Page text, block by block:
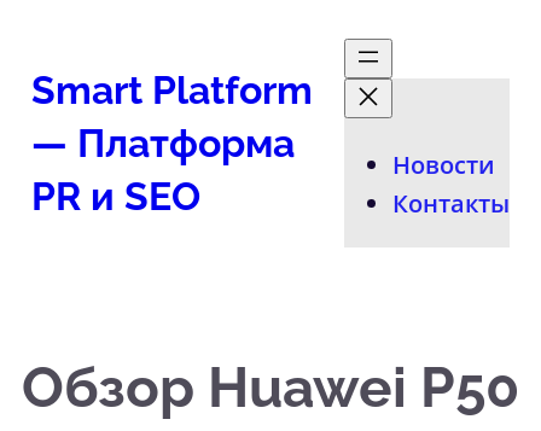
содержимому
Smart Platform
— Платформа
PR и SEO
Новости
Контакты
Обзор Huawei P50